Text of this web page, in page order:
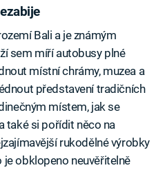
Bali a je známým
sem míří autobusy plné
místní chrámy, muzea a
představení tradičních
místem, jak se
také si pořídit něco na
rukodělné výrobky
obklopeno neuvěřitelně